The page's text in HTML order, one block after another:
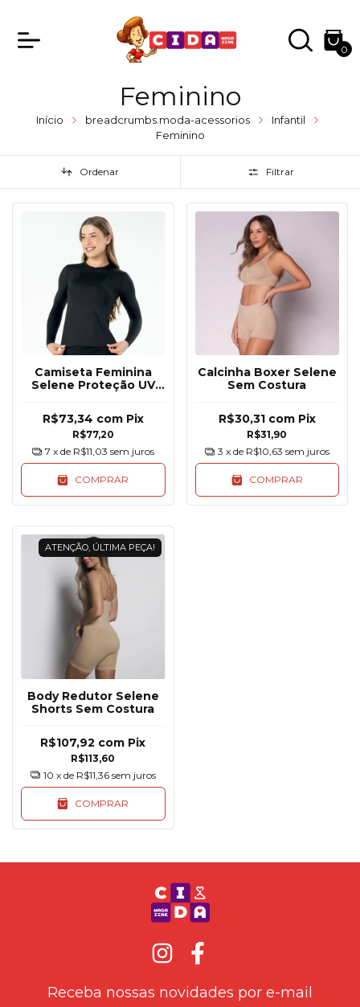
0
Feminino
Início breadcrumbs.moda-acessorios
Infantil
Feminino
Ordenar Filtrar
Camiseta Feminina
Selene Proteção UV
R$77,20
R$73,34 com Pix
7 x de R$11,03 sem juros
COMPRAR
Calcinha Boxer Selene
Sem Costura
R$31,90
R$30,31 com Pix
3 x de R$10,63 sem juros
COMPRAR
ATENÇÃO, ÚLTIMA PEÇA!
Body Redutor Selene
Shorts Sem Costura
R$113,60
R$107,92 com Pix
10 x de R$11,36 sem juros
COMPRAR
Receba nossas novidades por e-mail